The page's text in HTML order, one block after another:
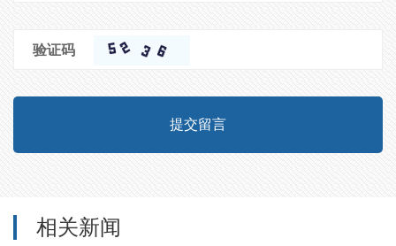
验证码
提交留言
相关新闻